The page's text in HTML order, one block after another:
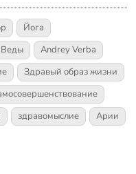
Йога
Веды
Andrey Verba
Здравый образ жизни
здравомыслие
Арии